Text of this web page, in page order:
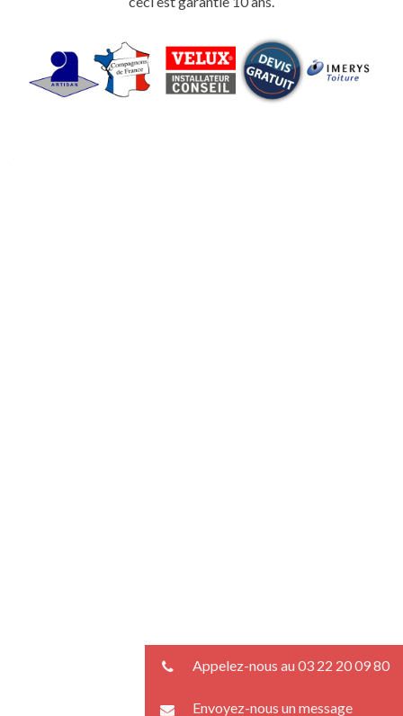
Appelez-nous au 03 22 20 09 80
Envoyez-nous un message